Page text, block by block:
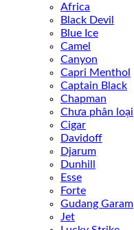
Africa
Black Devil
Blue Ice
Camel
Canyon
Capri Menthol
Captain Black
Chapman
Chưa phân loại
Cigar
Davidoff
Djarum
Dunhill
Esse
Forte
Gudang Garam
Jet